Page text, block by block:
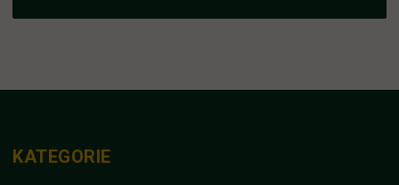
447,25 Kč.
338,00 Kč.
KATEGORIE